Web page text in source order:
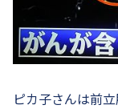
ピカ子さんは前